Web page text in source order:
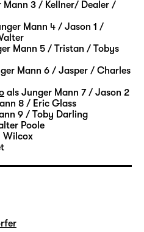
Rückblenden und
wir sie alle über
ihre Sehnsüchte
Erfolg oder
oder Politisches —
oder auch zusammen?
werden geprägt
— aber
und Bedingungen,
in Geltung
Eric, Anfang 30,
Generationen eines
Mann 3 / Kellner/ Dealer /
Mann 4 / Jason 1 /
Mann 5 / Tristan / Tobys
Mann 6 / Jasper / Charles
als Junger Mann 7 / Jason 2
8 / Eric Glass
9 / Toby Darling
Poole
Wilcox